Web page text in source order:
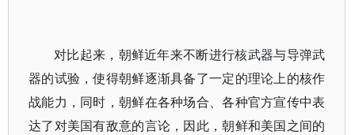
对比起来，朝鲜近年来不断进行核武器与导弹武
器的试验，使得朝鲜逐渐具备了一定的理论上的核作
战能力，同时，朝鲜在各种场合、各种官方宣传中表
达了对美国有敌意的言论，因此，朝鲜和美国之间的